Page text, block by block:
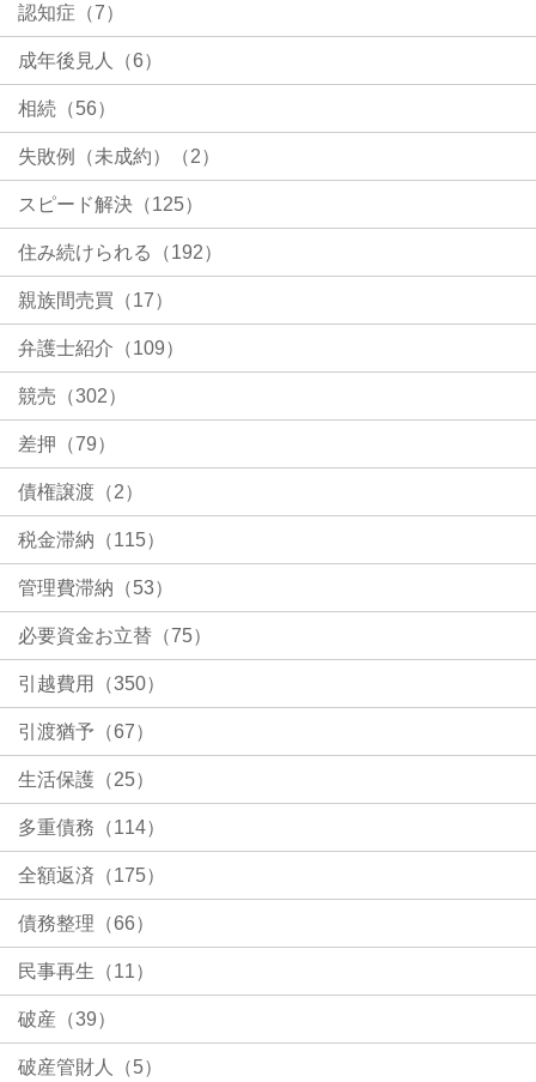
認知症（7）
成年後見人（6）
相続（56）
失敗例（未成約）（2）
スピード解決（125）
住み続けられる（192）
親族間売買（17）
弁護士紹介（109）
競売（302）
差押（79）
債権譲渡（2）
税金滞納（115）
管理費滞納（53）
必要資金お立替（75）
引越費用（350）
引渡猶予（67）
生活保護（25）
多重債務（114）
全額返済（175）
債務整理（66）
民事再生（11）
破産（39）
破産管財人（5）